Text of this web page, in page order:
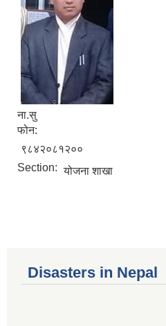
ना.सु
फोन:
९८४२०८१२००
Section: योजना शाखा
Disasters in Nepal